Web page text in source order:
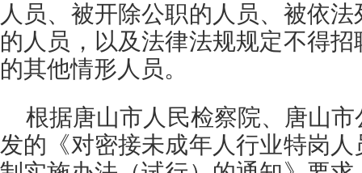
人员、被开除公职的人员、被依
的人员，以及法律法规规定不得
的其他情形人员。
根据唐山市人民检察院、唐山
发的《对密接未成年人行业特岗